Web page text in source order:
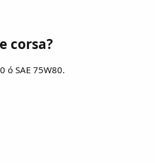
corsa?
ó SAE 75W80.